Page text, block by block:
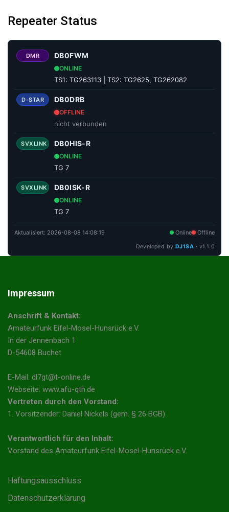
Repeater Status
DMR DB0FWM
ONLINE
TS1: TG263113 | TS2: TG2625, TG262082
D-STAR DB0DRB
OFFLINE
nicht verbunden
SVXLINK DB0HIS-R
ONLINE
TG 7
SVXLINK DB0ISK-R
ONLINE
TG 7
Aktualisiert: 2026-08-08 14:08:19 Online Offline
Developed by DJ1SA · v1.1.0
Impressum
Anschrift & Kontakt:
Amateurfunk Eifel-Mosel-Hunsrück e.V.
In der Jennenbach 1
D-54608 Buchet
E-Mail: dl7gt@t-online.de
Webseite: www.afu-qth.de
Vertreten durch den Vorstand:
1. Vorsitzender: Daniel Nickels (gem. § 26 BGB)
Verantwortlich für den Inhalt:
Vorstand des Amateurfunk Eifel-Mosel-Hunsrück e.V.
Haftungsausschluss
Datenschutzerklärung